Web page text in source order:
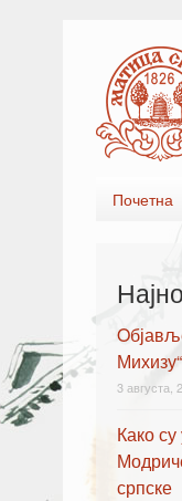
Main
Почетна
3 августа,
Како
српске